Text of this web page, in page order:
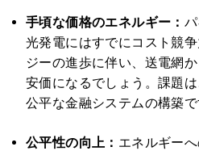
手頃な価格のエネルギー：
光発電にはすでにコスト競
ジーの進歩に伴い、送電網
安価になるでしょう。課題
公平な金融システムの構築で
公平性の向上： エネルギー